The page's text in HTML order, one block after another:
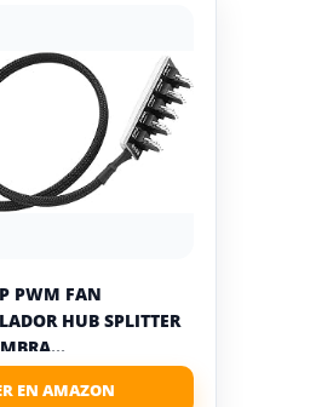
PWM FAN
HUB SPLITTER